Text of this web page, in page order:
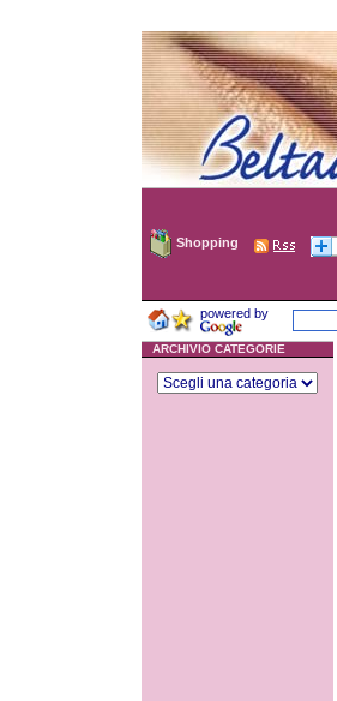
Shopping
powered by
ARCHIVIO CATEGORIE